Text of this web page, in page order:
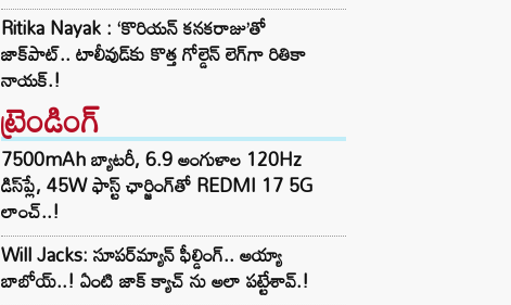
Ritika Nayak : ‘కొరియన్ కనకరాజు’తో
జాక్‌పాట్.. టాలీవుడ్‌కు కొత్త గోల్డెన్ లెగ్‌గా రితికా
నాయక్.!
ట్రెండింగ్‌
7500mAh బ్యాటరీ, 6.9 అంగుళాల 120Hz
డిస్‌ప్లే, 45W ఫాస్ట్ ఛార్జింగ్‌తో REDMI 17 5G
లాంచ్..!
Will Jacks: సూపర్‌మ్యాన్ ఫీల్డింగ్.. అయ్యా
బాబోయ్..! ఏంటి జాక్ క్యాచ్ ను అలా పట్టేశావ్.!